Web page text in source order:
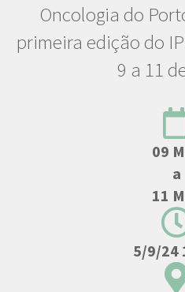
Oncologia do
primeira edição do
9 a 11
09
a
11
5/9/24